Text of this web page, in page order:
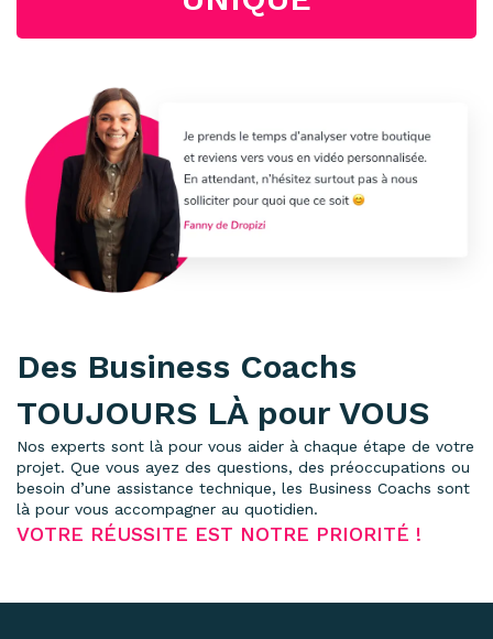
Des Business Coachs
TOUJOURS LÀ pour VOUS
Nos experts sont là pour vous aider à chaque étape de votre
projet. Que vous ayez des questions, des préoccupations ou
besoin d’une assistance technique, les Business Coachs sont
là pour vous accompagner au quotidien.
VOTRE RÉUSSITE EST NOTRE PRIORITÉ !